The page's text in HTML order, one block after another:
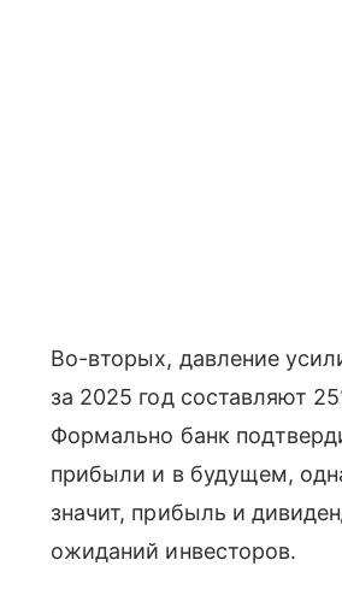
Во-вторых, давление
за 2025 год составляют
Формально банк
прибыли и в будущем,
значит, прибыль и
ожиданий инвесторов.